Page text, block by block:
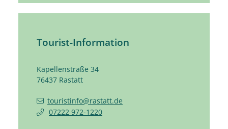
Tourist-Information
Kapellenstraße 34
76437 Rastatt
touristinfo@rastatt.de
07222 972-1220